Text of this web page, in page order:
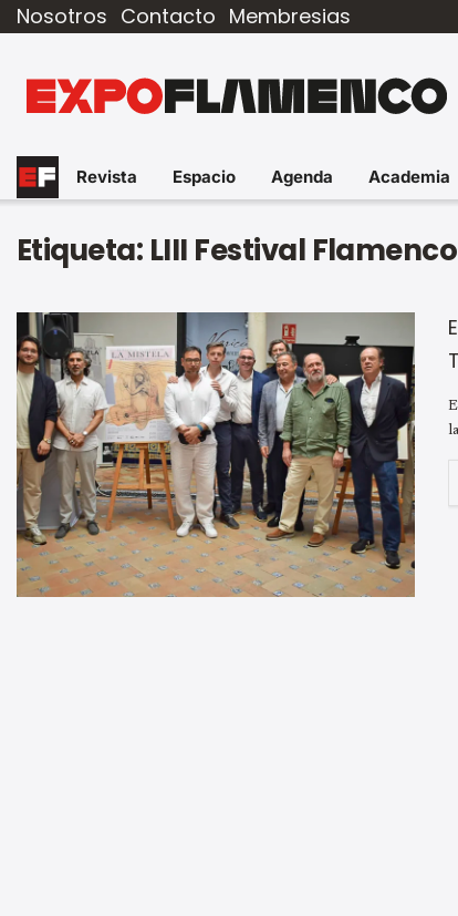
Nosotros Contacto Membresias
Revista Espacio Agenda Academia
Etiqueta: LIII Festival